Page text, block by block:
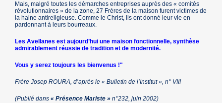
Mais, malgré toutes les démarches entreprises auprès des « comités
révolutionnaires » de la zone, 27 Frères de la maison furent victimes de
la haine antireligieuse. Comme le Christ, ils ont donné leur vie en
pardonnant à leurs bourreaux.
Les Avellanes est aujourd’hui une maison fonctionnelle, synthèse
admirablement réussie de tradition et de modernité.
Vous y serez toujours les bienvenus !"
Frère Josep ROURA, d’après le « Bulletin de l’Institut », n° VIII
(Publié dans« Présence Mariste » n°232, juin 2002)